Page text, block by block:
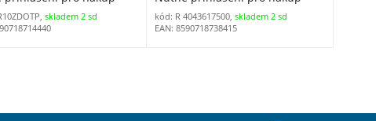
skladem 2 sd
kód: R 4043617500,skladem 2 sd
EAN: 8590718738415